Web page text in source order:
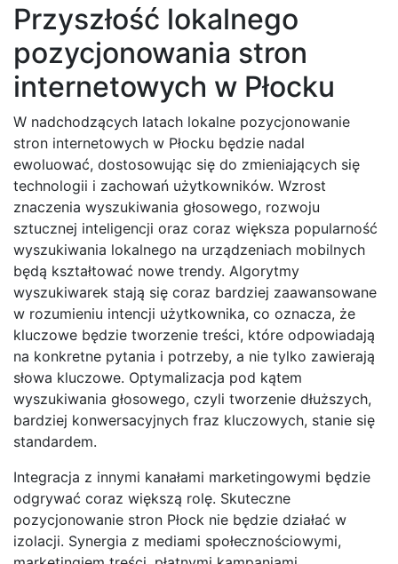
Przyszłość lokalnego
pozycjonowania stron
internetowych w Płocku
W nadchodzących latach lokalne pozycjonowanie
stron internetowych w Płocku będzie nadal
ewoluować, dostosowując się do zmieniających się
technologii i zachowań użytkowników. Wzrost
znaczenia wyszukiwania głosowego, rozwoju
sztucznej inteligencji oraz coraz większa popularność
wyszukiwania lokalnego na urządzeniach mobilnych
będą kształtować nowe trendy. Algorytmy
wyszukiwarek stają się coraz bardziej zaawansowane
w rozumieniu intencji użytkownika, co oznacza, że
kluczowe będzie tworzenie treści, które odpowiadają
na konkretne pytania i potrzeby, a nie tylko zawierają
słowa kluczowe. Optymalizacja pod kątem
wyszukiwania głosowego, czyli tworzenie dłuższych,
bardziej konwersacyjnych fraz kluczowych, stanie się
standardem.
Integracja z innymi kanałami marketingowymi będzie
odgrywać coraz większą rolę. Skuteczne
pozycjonowanie stron Płock nie będzie działać w
izolacji. Synergia z mediami społecznościowymi,